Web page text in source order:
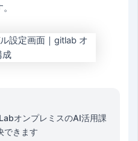
オンプレミスのAI活用課
できます